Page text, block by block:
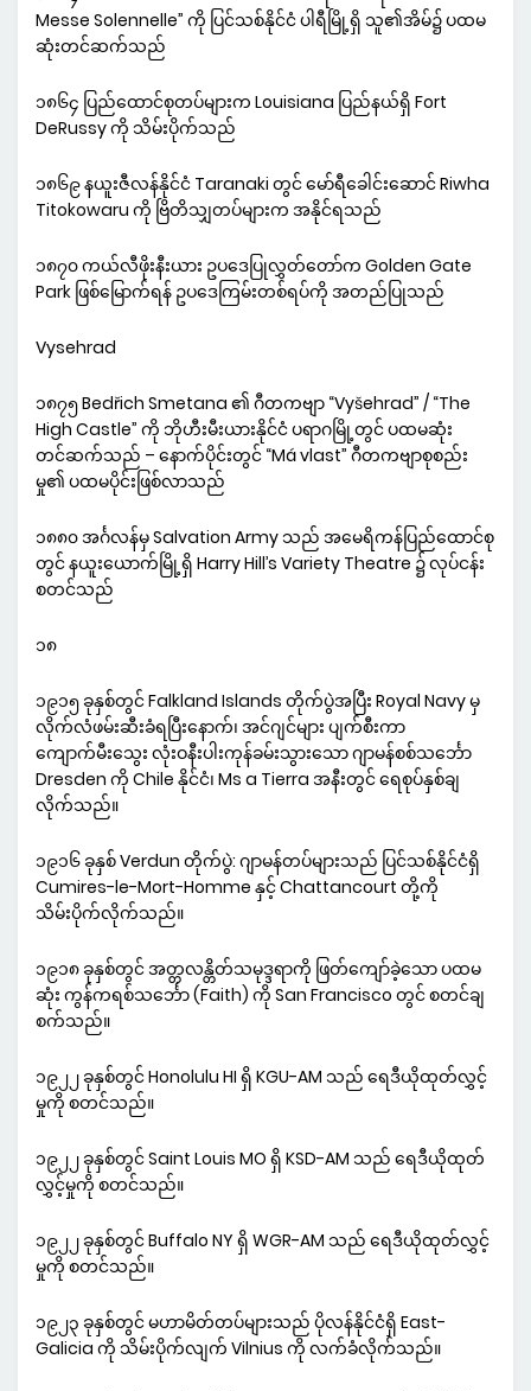
Messe Solennelle” ကို ပြင်သစ်နိုင်ငံ ပါရီမြို့ရှိ သူ၏အိမ်၌ ပထမ
ဆုံးတင်ဆက်သည်
၁၈၆၄ ပြည်ထောင်စုတပ်များက Louisiana ပြည်နယ်ရှိ Fort
DeRussy ကို သိမ်းပိုက်သည်
၁၈၆၉ နယူးဇီလန်နိုင်ငံ Taranaki တွင် မော်ရီခေါင်းဆောင် Riwha
Titokowaru ကို ဗြိတိသျှတပ်များက အနိုင်ရသည်
၁၈၇၀ ကယ်လီဖိုးနီးယား ဥပဒေပြုလွှတ်တော်က Golden Gate
Park ဖြစ်မြောက်ရန် ဥပဒေကြမ်းတစ်ရပ်ကို အတည်ပြုသည်
Vysehrad
၁၈၇၅ Bedřich Smetana ၏ ဂီတကဗျာ “Vyšehrad” / “The
High Castle” ကို ဘိုဟီးမီးယားနိုင်ငံ ပရာဂမြို့တွင် ပထမဆုံး
တင်ဆက်သည် – နောက်ပိုင်းတွင် “Má vlast” ဂီတကဗျာစုစည်း
မှု၏ ပထမပိုင်းဖြစ်လာသည်
၁၈၈၀ အင်္ဂလန်မှ Salvation Army သည် အမေရိကန်ပြည်ထောင်စု
တွင် နယူးယောက်မြို့ရှိ Harry Hill’s Variety Theatre ၌ လုပ်ငန်း
စတင်သည်
၁၈
၁၉၁၅ ခုနှစ်တွင် Falkland Islands တိုက်ပွဲအပြီး Royal Navy မှ
လိုက်လံဖမ်းဆီးခံရပြီးနောက်၊ အင်ဂျင်များ ပျက်စီးကာ
ကျောက်မီးသွေး လုံးဝနီးပါးကုန်ခမ်းသွားသော ဂျာမန်စစ်သင်္ဘော
Dresden ကို Chile နိုင်ငံ၊ Ms a Tierra အနီးတွင် ရေစုပ်နှစ်ချ
လိုက်သည်။
၁၉၁၆ ခုနှစ် Verdun တိုက်ပွဲ: ဂျာမန်တပ်များသည် ပြင်သစ်နိုင်ငံရှိ
Cumires-le-Mort-Homme နှင့် Chattancourt တို့ကို
သိမ်းပိုက်လိုက်သည်။
၁၉၁၈ ခုနှစ်တွင် အတ္တလန္တိတ်သမုဒ္ဒရာကို ဖြတ်ကျော်ခဲ့သော ပထမ
ဆုံး ကွန်ကရစ်သင်္ဘော (Faith) ကို San Francisco တွင် စတင်ချ
စက်သည်။
၁၉၂၂ ခုနှစ်တွင် Honolulu HI ရှိ KGU-AM သည် ရေဒီယိုထုတ်လွှင့်
မှုကို စတင်သည်။
၁၉၂၂ ခုနှစ်တွင် Saint Louis MO ရှိ KSD-AM သည် ရေဒီယိုထုတ်
လွှင့်မှုကို စတင်သည်။
၁၉၂၂ ခုနှစ်တွင် Buffalo NY ရှိ WGR-AM သည် ရေဒီယိုထုတ်လွှင့်
မှုကို စတင်သည်။
၁၉၂၃ ခုနှစ်တွင် မဟာမိတ်တပ်များသည် ပိုလန်နိုင်ငံရှိ East-
Galicia ကို သိမ်းပိုက်လျက် Vilnius ကို လက်ခံလိုက်သည်။